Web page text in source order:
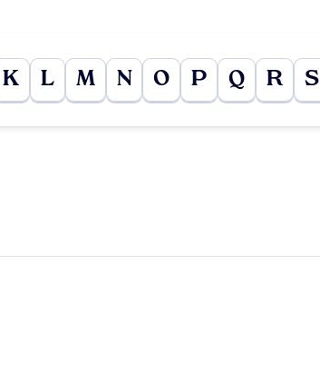
K L M N O P Q R S